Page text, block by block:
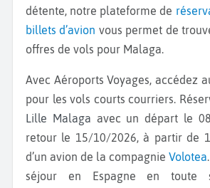
détente, notre plateforme de
billets d’avion vous permet de
offres de vols pour Malaga.
Avec Aéroports Voyages, accédez aux meilleurs prix
pour les vols courts courriers.
Lille Malaga avec un départ le
retour le 15/10/2026, à partir de
d’un avion de la compagnie Volotea
séjour en Espagne en toute